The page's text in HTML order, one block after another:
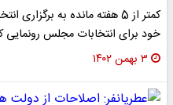
کمتر از 5 هفته مانده به
خود برای انتخابات مجلس رونمایی
۳ بهمن ۱۴۰۲